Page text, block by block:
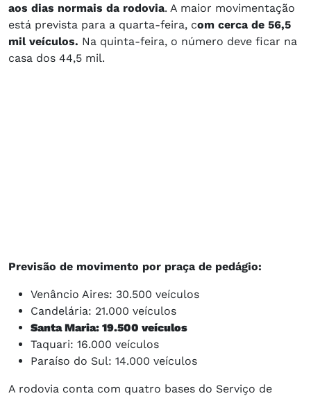
aos dias normais da rodovia. A maior movimentação
está prevista para a quarta-feira, com cerca de 56,5
mil veículos. Na quinta-feira, o número deve ficar na
casa dos 44,5 mil.
Previsão de movimento por praça de pedágio:
Venâncio Aires: 30.500 veículos
Candelária: 21.000 veículos
Santa Maria: 19.500 veículos
Taquari: 16.000 veículos
Paraíso do Sul: 14.000 veículos
A rodovia conta com quatro bases do Serviço de